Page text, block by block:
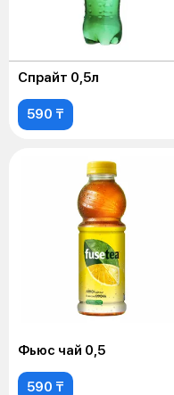
Спрайт 0,5л
590 ₸
Фьюс чай 0,5
590 ₸